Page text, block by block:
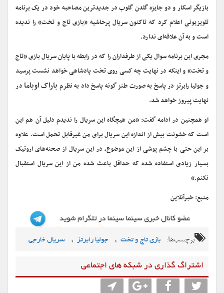
بازیگر اسکار و دو جایزه گلدن گلوب در جدیدترین مصاحبه خود در یک برنامه
تلویزیونی اعلام کرد که تاکنون سریال پرحاشیه «بازی تاج و تخت» را ندیده
است و به آن علاقه‌ای ندارد.
مجری این برنامه سوال یکی از طرفداران را که در رابطه با پایان سریال بازی «تاج
و تخت» و اینکه در نهایت چه کسی روی تخت پادشاهی خواهد نشست پرسید
و جولیا رابرتز در پاسخ به صورت طنز گونه پاسخ داد به نظرم باراک اوباما در
نهایت پیروز خواهد شد.
او همچنین در ادامه گفت: «من هیچگاه این سریال را ندیدم دلیل آن هم این
است که خشونت بیش از اندازه این سریال برای من غیرقابل تحمل است. علاوه
بر این حتی با چشم پوشی از این موضوع، در این سریال از صحنه‌های اروتیک
بسیار زیادی استفاده شده که حداقل باعث شده من از این سریال استقبال
نکنم.»
منبع: خبرآنلاین
برچسب‌ها: بازی تاج و تخت , جولیا رابرتز , سریال خارجی
اشتراگ گذاری در شبکه های اجتماعی